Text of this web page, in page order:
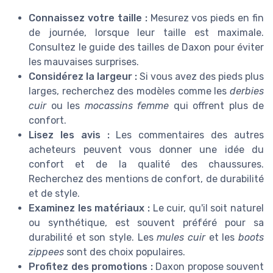
Connaissez votre taille :Mesurez vos pieds en fin
de journée, lorsque leur taille est maximale.
Consultez le guide des tailles de Daxon pour éviter
les mauvaises surprises.
Considérez la largeur : Si vous avez des pieds plus
larges, recherchez des modèles comme les derbies
cuirou les mocassins femme qui offrent plus de
confort.
Lisez les avis :Les commentaires des autres
acheteurs peuvent vous donner une idée du
confort et de la qualité des chaussures.
Recherchez des mentions de confort, de durabilité
et de style.
Examinez les matériaux :Le cuir, qu'il soit naturel
ou synthétique, est souvent préféré pour sa
durabilité et son style. Lesmules cuiret lesboots
zippees sont des choix populaires.
Profitez des promotions :Daxon propose souvent